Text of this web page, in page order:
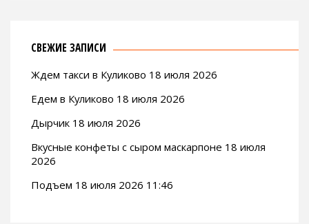
СВЕЖИЕ ЗАПИСИ
Ждем такси в Куликово 18 июля 2026
Едем в Куликово 18 июля 2026
Дырчик 18 июля 2026
Вкусные конфеты с сыром маскарпоне 18 июля
2026
Подъем 18 июля 2026 11:46